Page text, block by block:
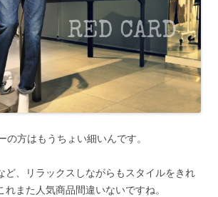
の方はもうちょい細いんです。
ど、リラックスしながらもスタイルをきれ
また人気商品間違いないですね。